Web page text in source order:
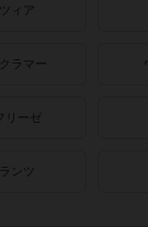
ィア
ラマー
リーゼ
ンツ